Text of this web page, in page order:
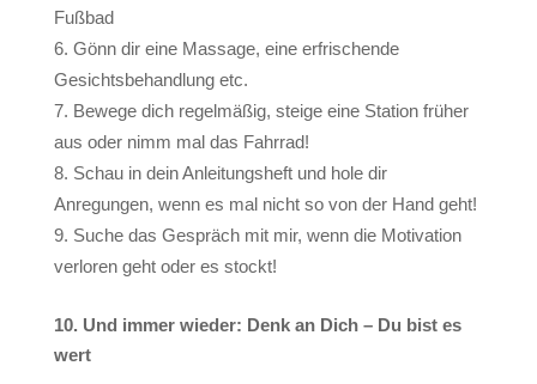
Fußbad
Gönn dir eine Massage, eine erfrischende
Gesichtsbehandlung etc.
Bewege dich regelmäßig, steige eine Station früher
aus oder nimm mal das Fahrrad!
Schau in dein Anleitungsheft und hole dir
Anregungen, wenn es mal nicht so von der Hand geht!
Suche das Gespräch mit mir, wenn die Motivation
verloren geht oder es stockt!
10. Und immer wieder: Denk an Dich – Du bist es
wert